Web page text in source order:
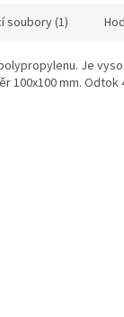
soubory (1)
Je
mm. Odtok